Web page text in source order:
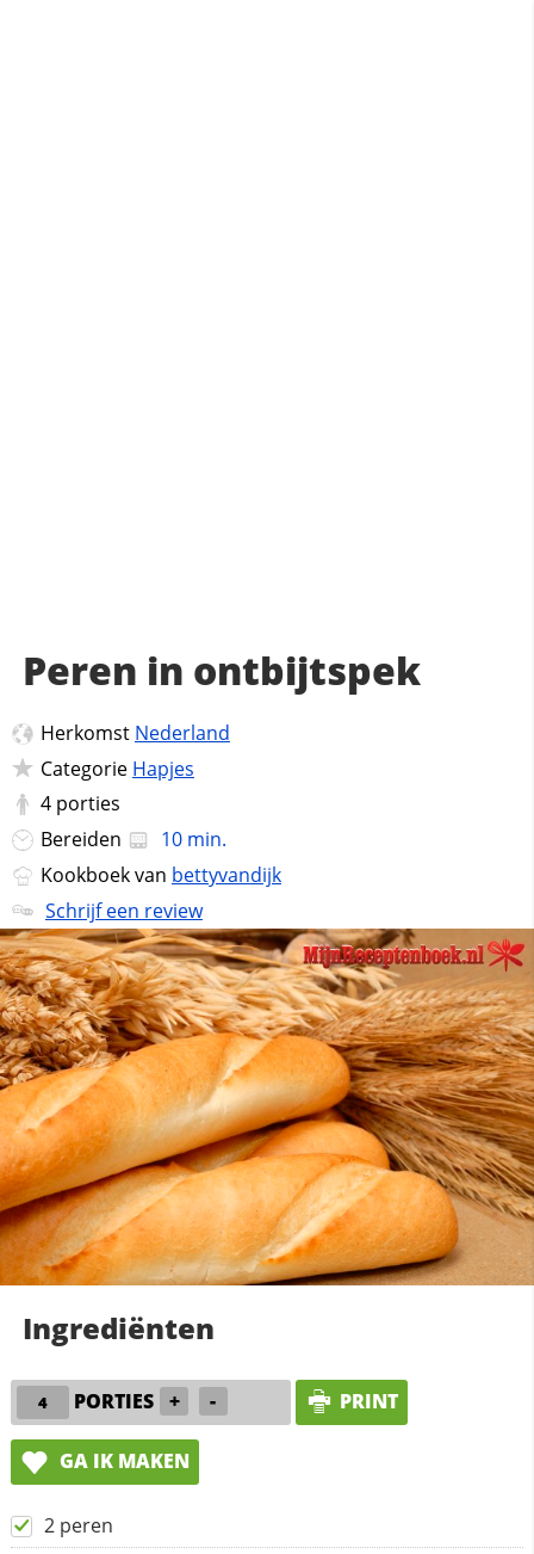
Peren in ontbijtspek
Herkomst Nederland
Categorie Hapjes
4 porties
Bereiden
10 min.
Kookboek van bettyvandijk
Schrijf een review
Ingrediënten
PORTIES + - PRINT
GA IK MAKEN
2 peren